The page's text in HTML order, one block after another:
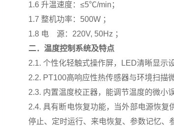
1.6 升温速度：≤5℃/min；
1.7 整机功率：500W ；
1.8 电 源：220V, 50Hz ；
二．温度控制系统及特点
2.1. 个性化轻触式操作屏，LED清晰显示
2.2. PT100高响应性热传感器与环境扫描
2.3. 内置温度校正器，能调节温度的微小
2.4. 具有断电恢复功能，当外部电源恢
停止、定时运行、来电恢复、参数记忆、